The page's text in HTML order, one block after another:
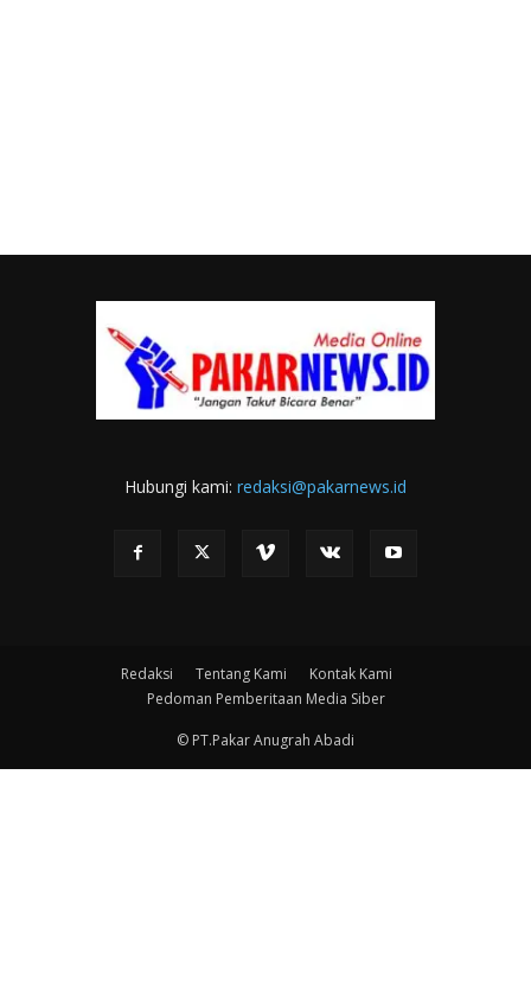
Hubungi kami: redaksi@pakarnews.id
Redaksi Tentang Kami
Kontak Kami
Pedoman Pemberitaan Media Siber
© PT.Pakar Anugrah Abadi